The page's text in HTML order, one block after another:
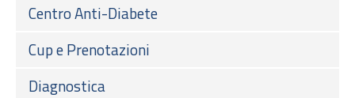
Centro Anti-Diabete
Cup e Prenotazioni
Diagnostica